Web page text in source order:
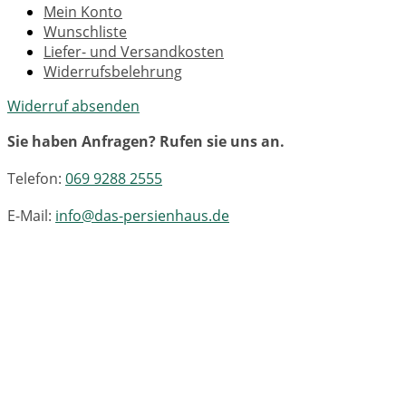
Mein Konto
Wunschliste
Liefer- und Versandkosten
Widerrufsbelehrung
Widerruf absenden
Sie haben Anfragen? Rufen sie uns an.
Telefon: 069 9288 2555
E-Mail: info@das-persienhaus.de